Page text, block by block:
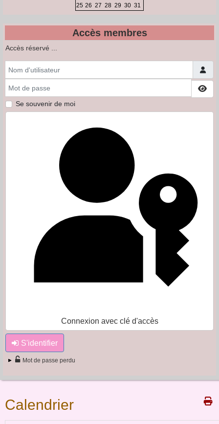
25 26 27 28 29 30 31
Accès membres
Accès réservé ...
Se souvenir de moi
Connexion avec clé d'accès
S'identifier
Mot de passe perdu
Calendrier